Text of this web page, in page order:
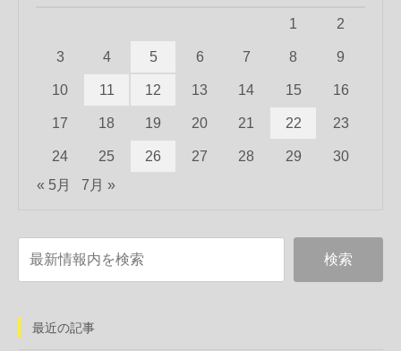
1 2
3 4 5 6 7 8 9
10 11 12 13 14 15 16
17 18 19 20 21 22 23
24 25 26 27 28 29
30
« 5月
7月 »
最近の記事